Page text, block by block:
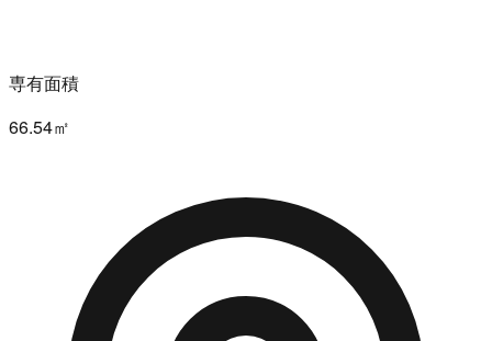
専有面積
66.54㎡